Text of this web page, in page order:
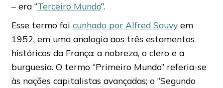
– era “Terceiro Mundo”.
Esse termo foi cunhado por Alfred Sauvyem
1952, em uma analogia aos três estamentos
históricos da França: a nobreza, o clero e a
burguesia. O termo “Primeiro Mundo” referia-se
às nações capitalistas avançadas; o “Segundo